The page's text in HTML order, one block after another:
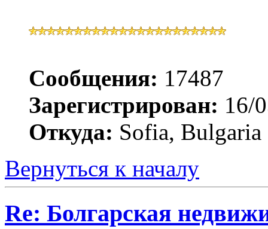
Сообщения: 17487
Зарегистрирован: 16/
Откуда: Sofia, Bulgaria
Вернуться к началу
Re: Болгарская